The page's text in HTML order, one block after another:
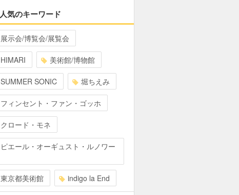
人気のキーワード
展示会/博覧会/展覧会
HIMARI 美術館/博物館
SUMMER SONIC 堀ちえみ
フィンセント・ファン・ゴッホ
クロード・モネ
ピエール・オーギュスト・ルノワー
東京都美術館 indigo la End